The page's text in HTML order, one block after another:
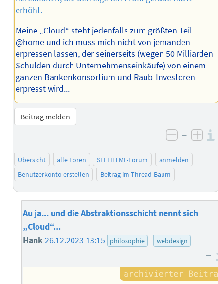
erhöht.
Meine „Cloud“ steht jedenfalls zum größten Teil
@home und ich muss mich nicht von jemanden
erpressen lassen, der seinerseits (wegen 50 Milliarden
Schulden durch Unternehmenseinkäufe) von einem
ganzen Bankenkonsortium und Raub-Investoren
erpresst wird...
Beitrag melden
negativ
–
Übersicht alle Foren SELFHTML-Forum
anmelden
Benutzerkonto erstellen
Beitrag im Thread-Baum
Au ja... und die Abstraktionsschicht nennt sich
„Cloud“...
Hank26.12.2023 13:15 philosophie webdesign
–